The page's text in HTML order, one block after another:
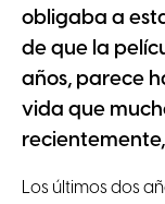
obligaba a
de que la
años, parece
vida que
Los últimos dos